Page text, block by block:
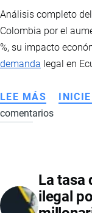
Análisis completo
Colombia por el
%, su impacto
demanda legal en
LEE MÁS SOBRE
comentarios
La tasa
ilegal